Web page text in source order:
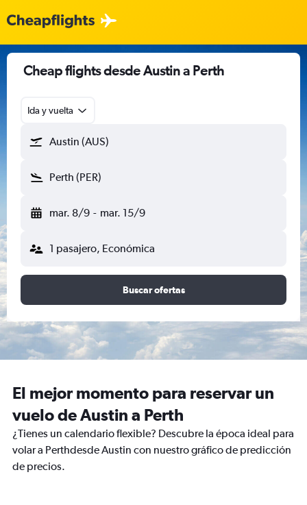
Cheap flights desde Austin a Perth
Ida y vuelta
Austin (AUS)
Perth (PER)
mar. 8/9 - mar. 15/9
1 pasajero, Económica
Buscar ofertas
El mejor momento para reservar un
vuelo de Austin a Perth
¿Tienes un calendario flexible? Descubre la época ideal para
volar a Perthdesde Austin con nuestro gráfico de predicción
de precios.